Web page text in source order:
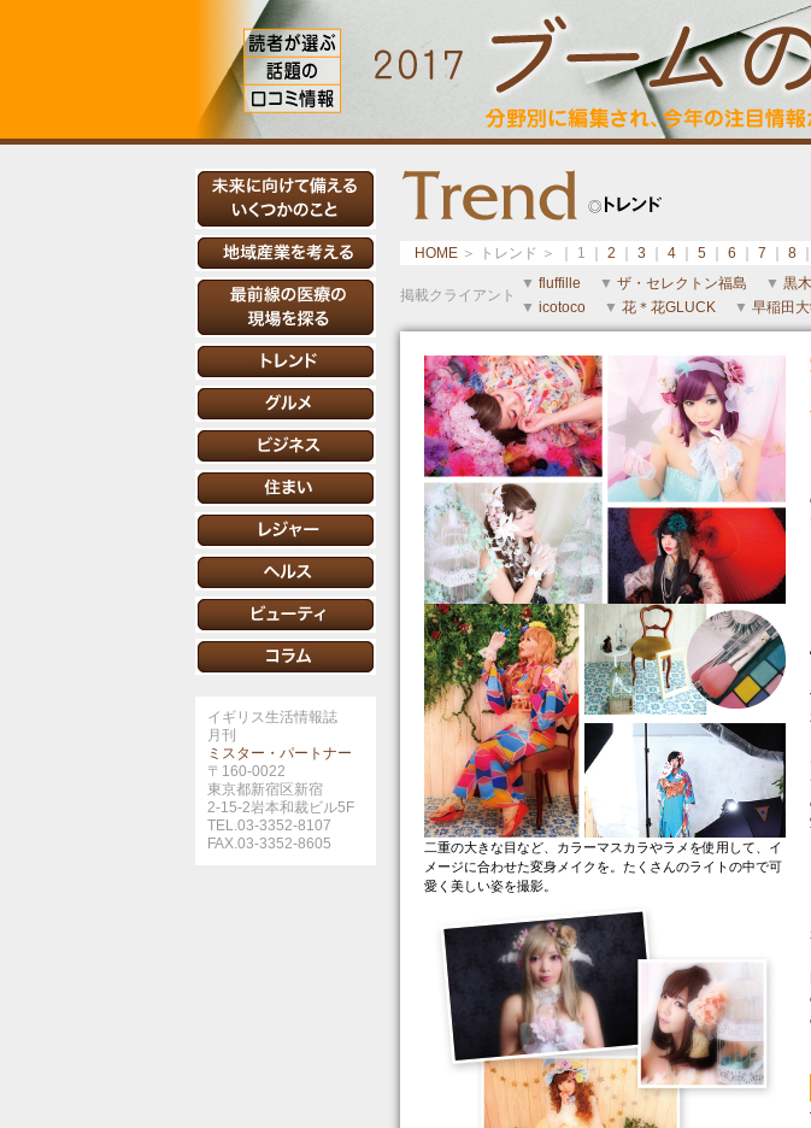
イギリス生活情報誌
月刊
ミスター・パートナー
〒160-0022
東京都新宿区新宿
2-15-2岩本和裁ビル5F
TEL.03-3352-8107
FAX.03-3352-8605
HOME ＞ トレンド ＞ ｜ 1 ｜ 2 3 4 5 6 7 8
掲載クライアント
▼ fluffille ▼ ザ・セレクトン福島 ▼ 黒
▼ icotoco ▼ 花＊花GLUCK ▼ 早稲田
二重の大きな目など、カラーマスカラやラメを使用して、イ
メージに合わせた変身メイクを。たくさんのライトの中で可
愛く美しい姿を撮影。